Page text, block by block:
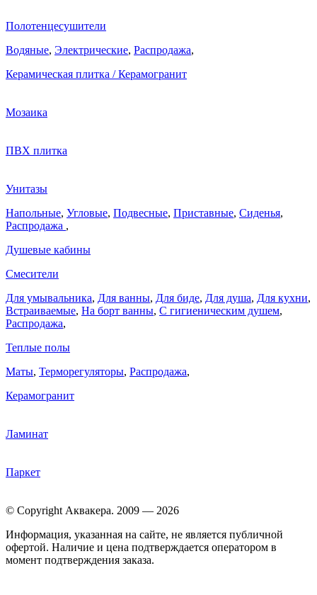
Полотенцесушители
Водяные, Электрические, Распродажа,
Керамическая плитка / Керамогранит
Мозаика
ПВХ плитка
Унитазы
Напольные, Угловые, Подвесные, Приставные, Сиденья,
Распродажа ,
Душевые кабины
Смесители
Для умывальника, Для ванны, Для биде, Для душа, Для кухни,
Встраиваемые, На борт ванны, C гигиеническим душем,
Распродажа,
Теплые полы
Маты, Терморегуляторы, Распродажа,
Керамогранит
Ламинат
Паркет
© Copyright Аквакера. 2009 — 2026
Информация, указанная на сайте, не является публичной
офертой. Наличие и цена подтверждается оператором в
момент подтверждения заказа.